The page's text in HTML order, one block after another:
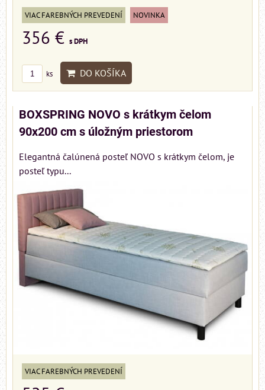
VIAC FAREBNÝCH PREVEDENÍ NOVINKA
356 € s DPH
ks DO KOŠÍKA
BOXSPRING NOVO s krátkym čelom
90x200 cm s úložným priestorom
Elegantná čalúnená posteľ NOVO s krátkym čelom, je
posteľ typu...
VIAC FAREBNÝCH PREVEDENÍ